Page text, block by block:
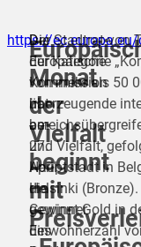
https://
Monat
der
Vielfalt
beginnt
mit
Die
Europäische
Kommission
hat
am
27.
April
die
Gewinner
des
Der Stadtrat von
der Kategorie
von mehr als 50
überzeugende
und Vielfalt,
Hauptstadt in
Helsinki
gewinnt Gold in
Einwohnerzahl